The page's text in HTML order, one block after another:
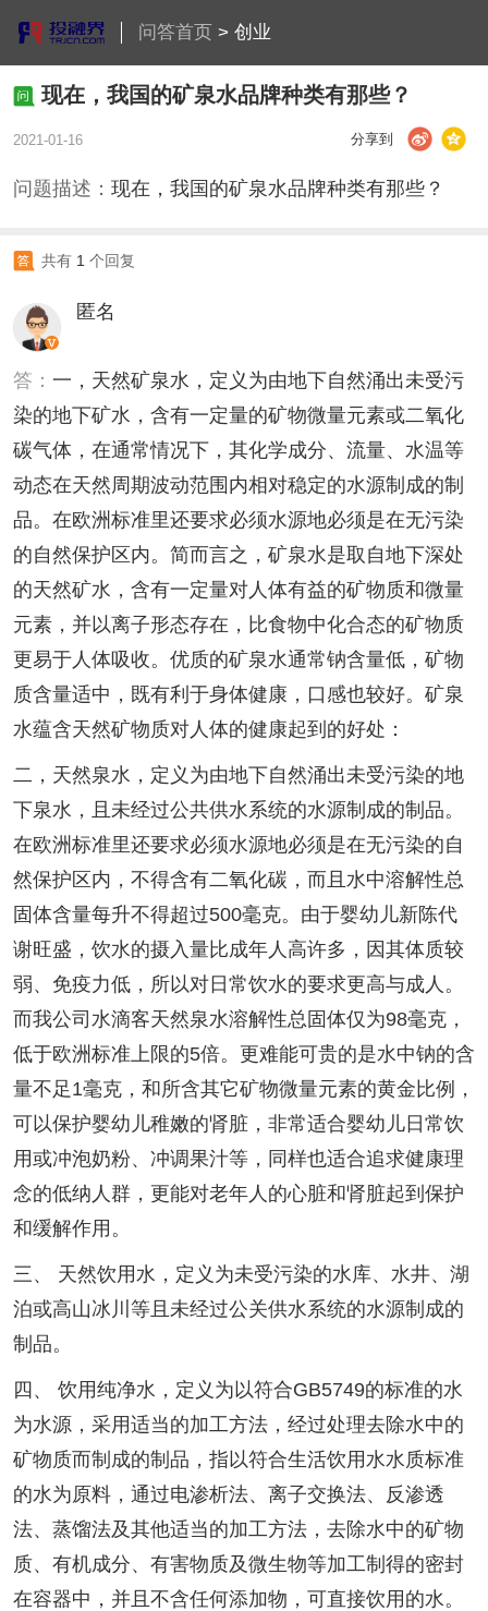
问答首页> 创业
现在，我国的矿泉水品牌种类有那些？
2021-01-16 分享到
问题描述： 现在，我国的矿泉水品牌种类有那些？
共有 1 个回复
匿名
答： 一，天然矿泉水，定义为由地下自然涌出未受污
染的地下矿水，含有一定量的矿物微量元素或二氧化
碳气体，在通常情况下，其化学成分、流量、水温等
动态在天然周期波动范围内相对稳定的水源制成的制
品。在欧洲标准里还要求必须水源地必须是在无污染
的自然保护区内。简而言之，矿泉水是取自地下深处
的天然矿水，含有一定量对人体有益的矿物质和微量
元素，并以离子形态存在，比食物中化合态的矿物质
更易于人体吸收。优质的矿泉水通常钠含量低，矿物
质含量适中，既有利于身体健康，口感也较好。矿泉
水蕴含天然矿物质对人体的健康起到的好处：
二，天然泉水，定义为由地下自然涌出未受污染的地
下泉水，且未经过公共供水系统的水源制成的制品。
在欧洲标准里还要求必须水源地必须是在无污染的自
然保护区内，不得含有二氧化碳，而且水中溶解性总
固体含量每升不得超过500毫克。由于婴幼儿新陈代
谢旺盛，饮水的摄入量比成年人高许多，因其体质较
弱、免疫力低，所以对日常饮水的要求更高与成人。
而我公司水滴客天然泉水溶解性总固体仅为98毫克，
低于欧洲标准上限的5倍。更难能可贵的是水中钠的含
量不足1毫克，和所含其它矿物微量元素的黄金比例，
可以保护婴幼儿稚嫩的肾脏，非常适合婴幼儿日常饮
用或冲泡奶粉、冲调果汁等，同样也适合追求健康理
念的低纳人群，更能对老年人的心脏和肾脏起到保护
和缓解作用。
三、 天然饮用水，定义为未受污染的水库、水井、湖
泊或高山冰川等且未经过公关供水系统的水源制成的
制品。
四、 饮用纯净水，定义为以符合GB5749的标准的水
为水源，采用适当的加工方法，经过处理去除水中的
矿物质而制成的制品，指以符合生活饮用水水质标准
的水为原料，通过电渗析法、离子交换法、反渗透
法、蒸馏法及其他适当的加工方法，去除水中的矿物
质、有机成分、有害物质及微生物等加工制得的密封
在容器中，并且不含任何添加物，可直接饮用的水。